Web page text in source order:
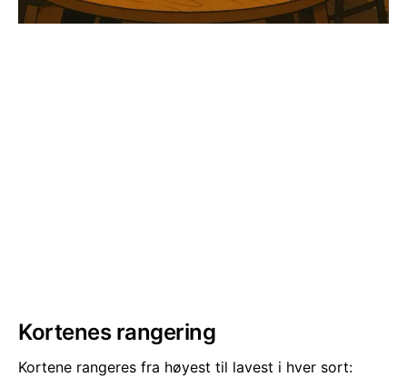
Kortenes rangering
Kortene rangeres fra høyest til lavest i hver sort: